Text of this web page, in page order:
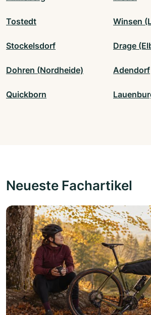
Tostedt Winsen
Stockelsdorf Drage
Dohren (Nordheide) Adendorf
Quickborn
Neueste Fachartikel